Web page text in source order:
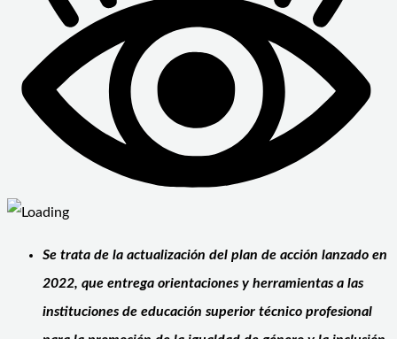
Se trata de la actualización del plan de acción lanzado en
2022, que entrega orientaciones y herramientas a las
instituciones de educación superior técnico profesional